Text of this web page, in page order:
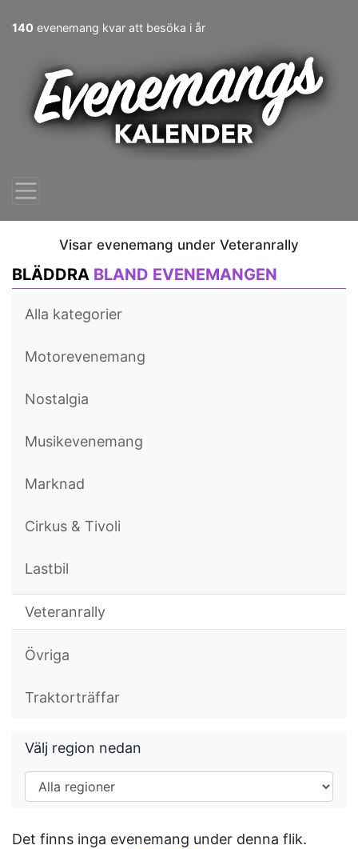
140 evenemang kvar att besöka i år
Visar evenemang under Veteranrally
BLÄDDRA BLAND EVENEMANGEN
Alla kategorier
Motorevenemang
Nostalgia
Musikevenemang
Marknad
Cirkus & Tivoli
Lastbil
Veteranrally
Övriga
Traktorträffar
Välj region nedan
Det finns inga evenemang under denna flik.